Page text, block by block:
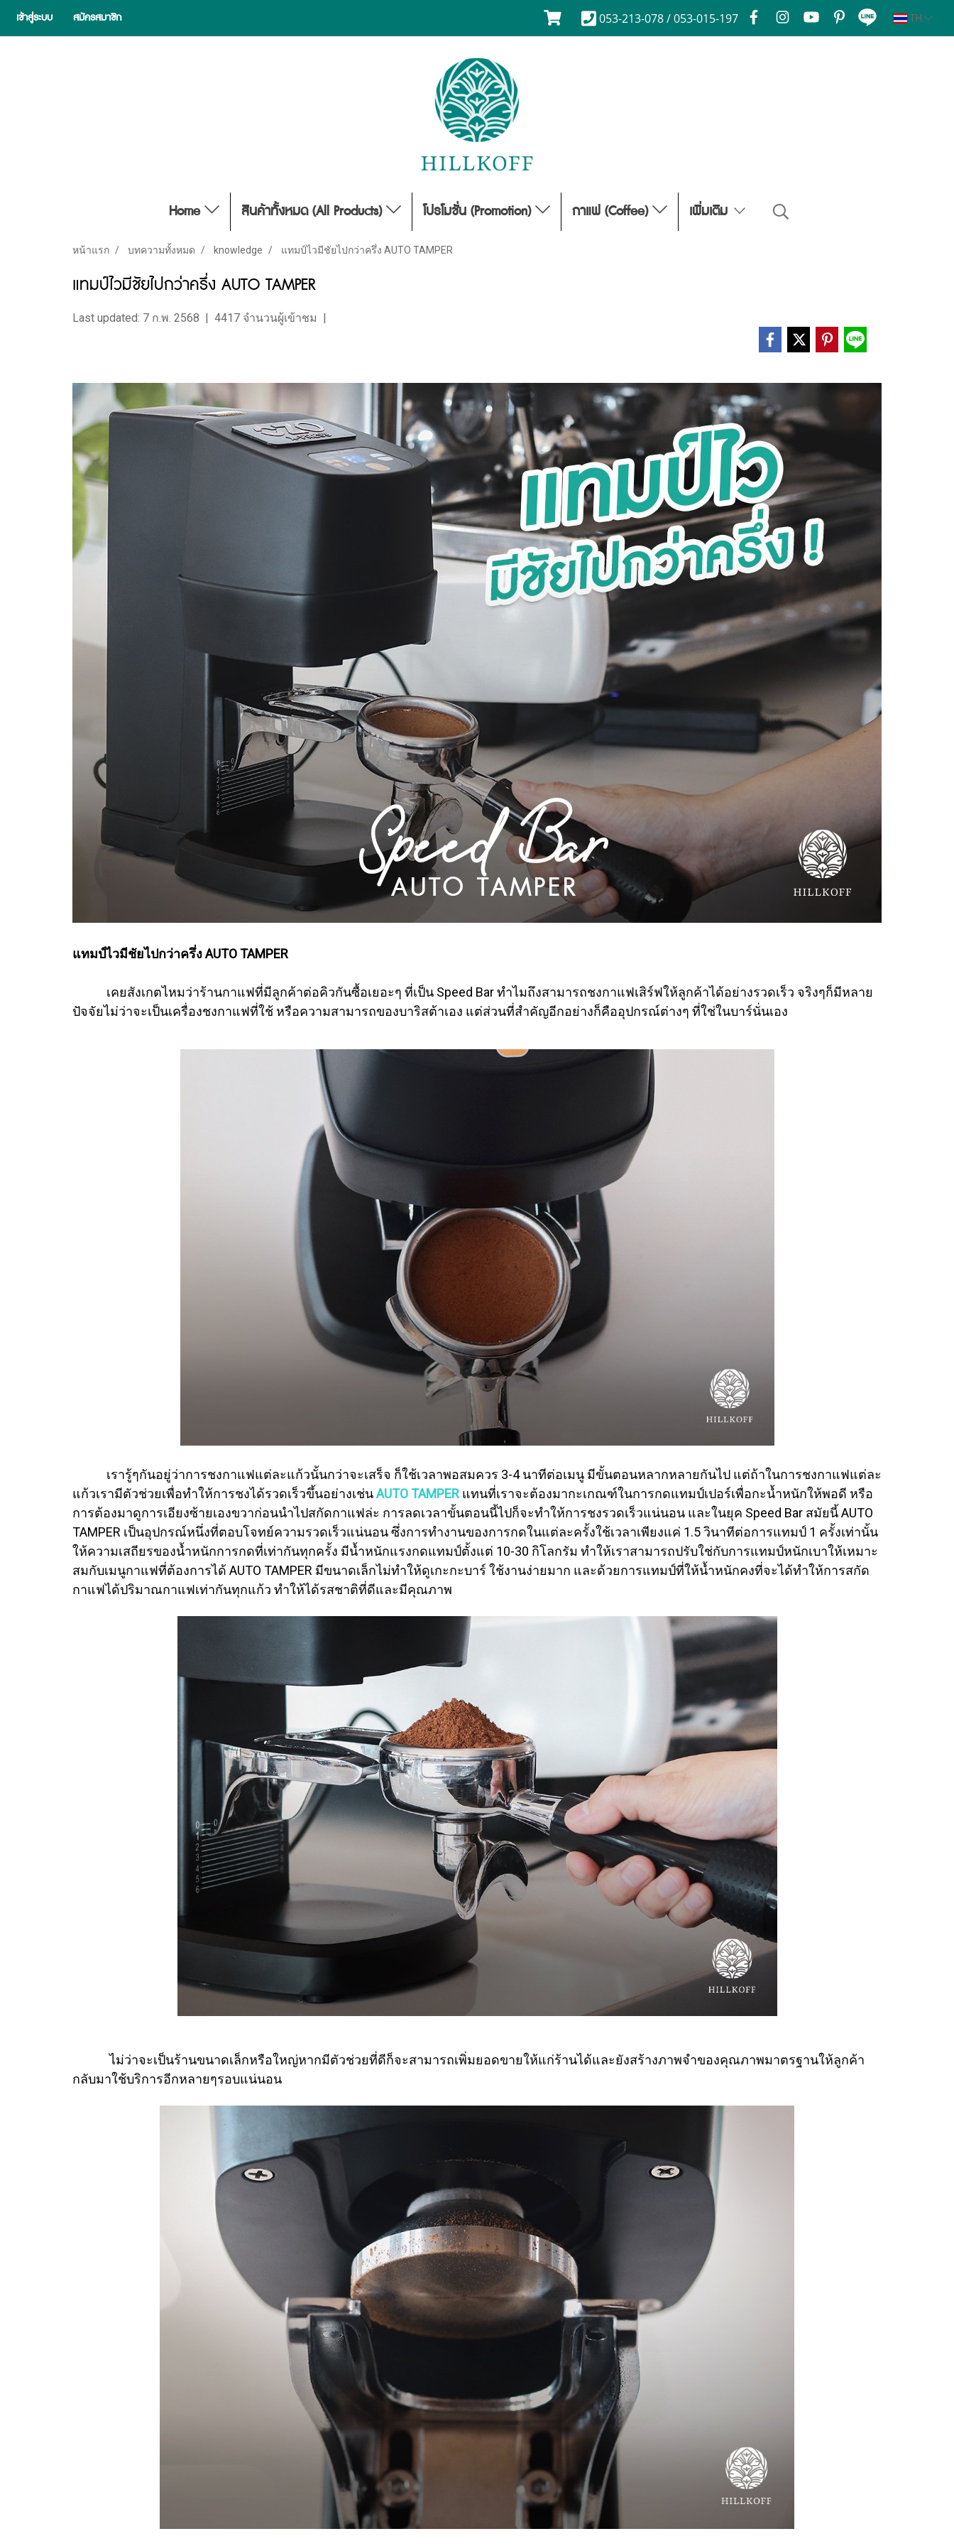
เข้าสู่ระบบ สมัครสมาชิก 053-213-078 / 053-015-197 TH
Home สินค้าทั้งหมด (All Products) โปรโมชั่น (Promotion) กาแฟ (Coffee) เพิ่มเติม
หน้าแรก บทความทั้งหมด knowledge แทมป์ไวมีชัยไปกว่าครึ่ง AUTO TAMPER
แทมป์ไวมีชัยไปกว่าครึ่ง AUTO TAMPER
Last updated: 7 ก.พ. 2568 | 4417 จำนวนผู้เข้าชม |
แทมป์ไวมีชัยไปกว่าครึ่ง AUTO TAMPER
เคยสังเกตไหมว่าร้านกาแฟที่มีลูกค้าต่อคิวกันซื้อเยอะๆ ที่เป็น Speed Bar ทำไมถึงสามารถชงกาแฟเสิร์ฟให้ลูกค้าได้อย่างรวดเร็ว จริงๆก็มีหลาย
ปัจจัยไม่ว่าจะเป็นเครื่องชงกาแฟที่ใช้ หรือความสามารถของบาริสต้าเอง แต่ส่วนที่สำคัญอีกอย่างก็คืออุปกรณ์ต่างๆ ที่ใช่ในบาร์นั่นเอง
เรารู้ๆกันอยู่ว่าการชงกาแฟแต่ละแก้วนั้นกว่าจะเสร็จ ก็ใช้เวลาพอสมควร 3-4 นาทีต่อเมนู มีขั้นตอนหลากหลายกันไป แต่ถ้าในการชงกาแฟแต่ละ
แก้วเรามีตัวช่วยเพื่อทำให้การชงได้รวดเร็วขึ้นอย่างเช่นAUTO TAMPER แทนที่เราจะต้องมากะเกณฑ์ในการกดแทมป์เปอร์เพื่อกะน้ำหนักให้พอดี หรือ
การต้องมาดูการเอียงซ้ายเองขวาก่อนนำไปสกัดกาแฟล่ะ การลดเวลาขั้นตอนนี้ไปก็จะทำให้การชงรวดเร็วแน่นอน และในยุค Speed Bar สมัยนี้ AUTO
TAMPER เป็นอุปกรณ์หนึ่งที่ตอบโจทย์ความรวดเร็วแน่นอน ซึ่งการทำงานของการกดในแต่ละครั้งใช้เวลาเพียงแค่ 1.5 วินาทีต่อการแทมป์ 1 ครั้งเท่านั้น
ให้ความเสถียรของน้ำหนักการกดที่เท่ากันทุกครั้ง มีน้ำหนักแรงกดแทมป์ตั้งแต่ 10-30 กิโลกรัม ทำให้เราสามารถปรับใช่กับการแทมป์หนักเบาให้เหมาะ
สมกับเมนูกาแฟที่ต้องการได้AUTO TAMPER มีขนาดเล็กไม่ทำให้ดูเกะกะบาร์ ใช้งานง่ายมาก และด้วยการแทมป์ที่ให้น้ำหนักคงที่จะได้ทำให้การสกัด
กาแฟได้ปริมาณกาแฟเท่ากันทุกแก้ว ทำให้ได้รสชาติที่ดีและมีคุณภาพ
ไม่ว่าจะเป็นร้านขนาดเล็กหรือใหญ่หากมีตัวช่วยที่ดีก็จะสามารถเพิ่มยอดขายให้แก่ร้านได้และยังสร้างภาพจำของคุณภาพมาตรฐานให้ลูกค้า
กลับมาใช้บริการอีกหลายๆรอบแน่นอน